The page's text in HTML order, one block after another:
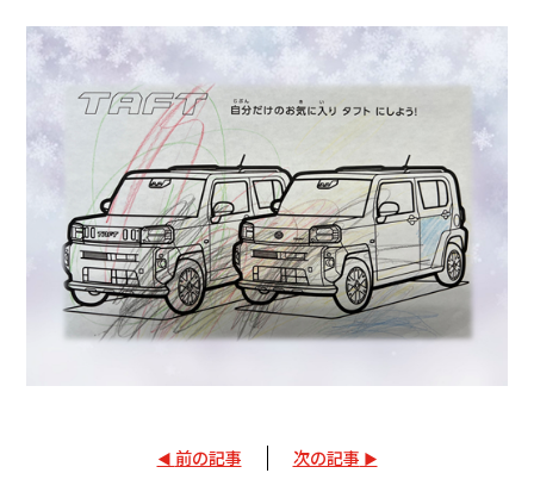
前の記事 次の記事